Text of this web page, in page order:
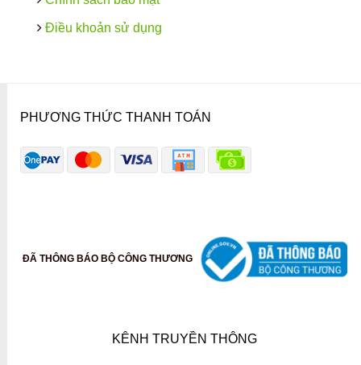
Điều khoản sử dụng
PHƯƠNG THỨC THANH TOÁN
ĐÃ THÔNG BÁO BỘ CÔNG THƯƠNG
KÊNH TRUYỀN THÔNG